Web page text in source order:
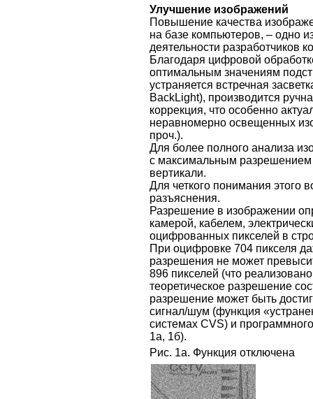
Улучшение изображений
Повышение качества
на базе компьютеров, – одно
деятельности разработчиков
Благодаря цифровой
оптимальным значениям
устраняется встречная
BackLight), производится
коррекция, что особенно
неравномерно освещенных
проч.).
Для более полного анализа
с максимальным разрешением
вертикали.
Для четкого понимания этого
разъяснения.
Разрешение в изображении
камерой, кабелем,
оцифрованных пикселей в
При оцифровке 704 пикселя
разрешения не может
896 пикселей (что
теоретическое разрешение
разрешение может быть
сигнал/шум (функция
системах CVS) и
1а, 1б).
Рис. 1а. Функция отключена